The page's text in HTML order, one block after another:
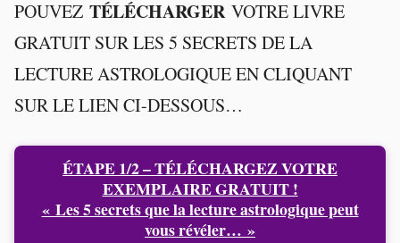
POUVEZ TÉLÉCHARGERVOTRE LIVRE
GRATUIT SUR LES 5 SECRETS DE LA
LECTURE ASTROLOGIQUE EN CLIQUANT
SUR LE LIEN CI-DESSOUS…
ÉTAPE 1/2 – TÉLÉCHARGEZ VOTRE
EXEMPLAIRE GRATUIT !
« Les 5 secrets que la lecture astrologique peut
vous révéler… »